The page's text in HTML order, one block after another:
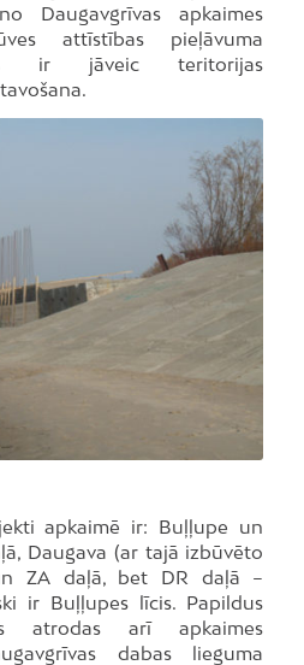
Daugavgrīvas apkaimes
attīstības pieļāvuma
ir jāveic teritorijas
apkaimē ir: Buļļupe un
Daugava (ar tajā izbūvēto
ZA daļā, bet DR daļā –
ir Buļļupes līcis. Papildus
atrodas arī apkaimes
dabas lieguma